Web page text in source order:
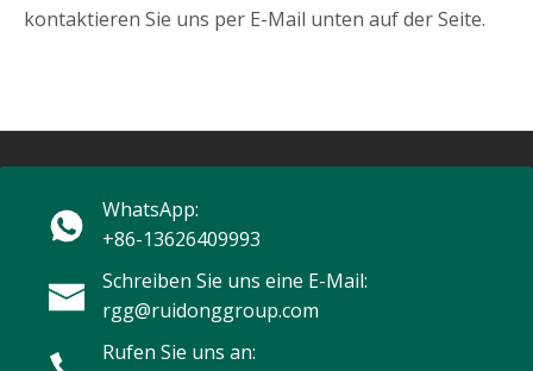
kontaktieren Sie uns per E-Mail unten auf der Seite.
WhatsApp:
+86-13626409993
Schreiben Sie uns eine E-Mail:
rgg@ruidonggroup.com
Rufen Sie uns an: